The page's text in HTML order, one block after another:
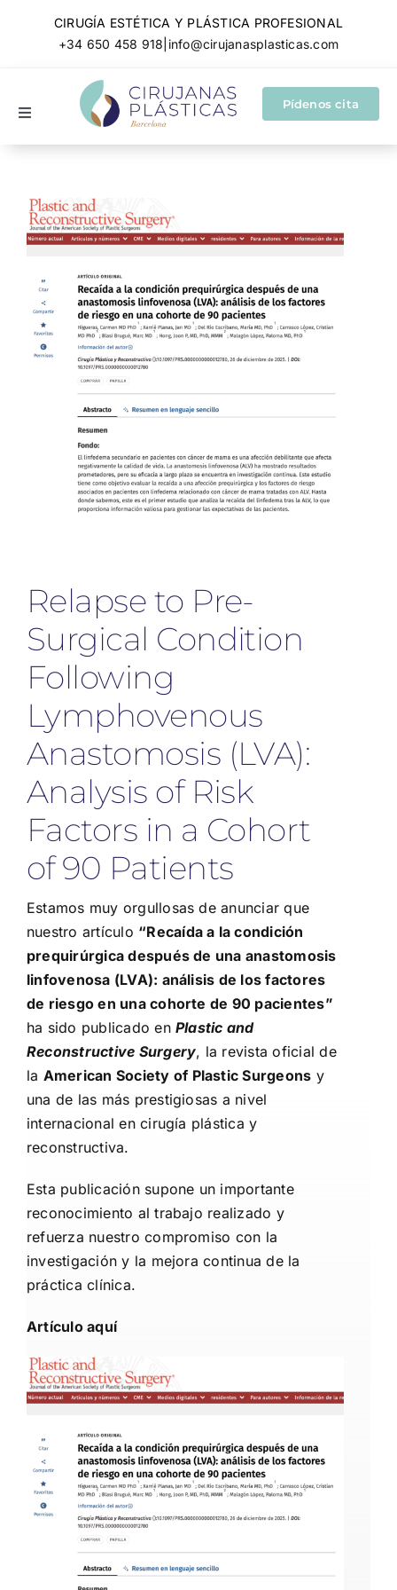
CIRUGÍA ESTÉTICA Y PLÁSTICA PROFESIONAL
+34 650 458 918 info@cirujanasplasticas.com
Toggle
Cirugía reparadora
Conócenos
Pídenos cita
Relapse to Pre-
Surgical Condition
Following
Lymphovenous
Anastomosis (LVA):
Analysis of Risk
Factors in a Cohort
of 90 Patients
Estamos muy orgullosas de anunciar que
nuestro artículo “Recaída a la condición
prequirúrgica después de una anastomosis
linfovenosa (LVA): análisis de los factores
de riesgo en una cohorte de 90 pacientes”
ha sido publicado enPlastic and
Reconstructive Surgery, la revista oficial de
la American Society of Plastic Surgeons y
una de las más prestigiosas a nivel
internacional en cirugía plástica y
reconstructiva.
Esta publicación supone un importante
reconocimiento al trabajo realizado y
refuerza nuestro compromiso con la
investigación y la mejora continua de la
práctica clínica.
Artículo aquí